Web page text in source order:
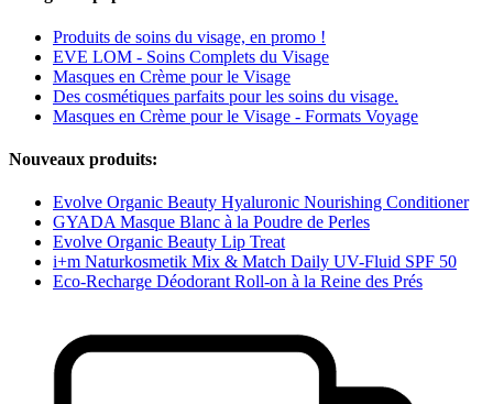
Produits de soins du visage, en promo !
EVE LOM - Soins Complets du Visage
Masques en Crème pour le Visage
Des cosmétiques parfaits pour les soins du visage.
Masques en Crème pour le Visage - Formats Voyage
Nouveaux produits:
Evolve Organic Beauty Hyaluronic Nourishing Conditioner
GYADA Masque Blanc à la Poudre de Perles
Evolve Organic Beauty Lip Treat
i+m Naturkosmetik Mix & Match Daily UV-Fluid SPF 50
Eco-Recharge Déodorant Roll-on à la Reine des Prés